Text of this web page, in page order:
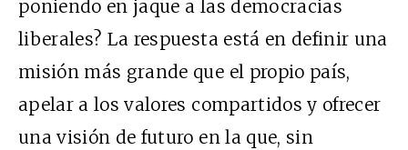
poniendo en jaque a las democracias
liberales? La respuesta está en definir una
misión más grande que el propio país,
apelar a los valores compartidos y ofrecer
una visión de futuro en la que, sin